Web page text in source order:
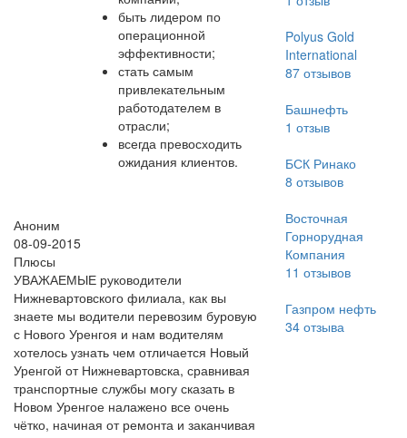
быть лидером по
операционной
эффективности;
стать самым
привлекательным
работодателем в
отрасли;
всегда превосходить
ожидания клиентов.
Аноним
08-09-2015
Плюсы
УВАЖАЕМЫЕ руководители
Нижневартовского филиала, как вы
знаете мы водители перевозим буровую
с Нового Уренгоя и нам водителям
хотелось узнать чем отличается Новый
Уренгой от Нижневартовска, сравнивая
транспортные службы могу сказать в
Новом Уренгое налажено все очень
чётко, начиная от ремонта и заканчивая
Polyus Gold
International
87отзывов
Башнефть
1 отзыв
БСК Ринако
8 отзывов
Восточная
Горнорудная
Компания
11 отзывов
Газпром нефть
34отзыва